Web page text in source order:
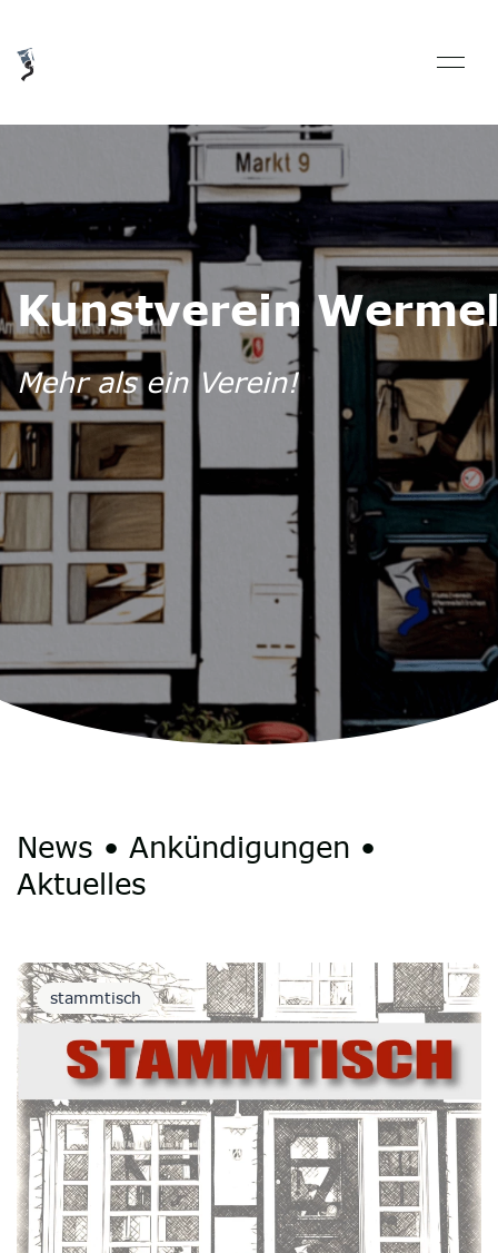
Kunstverein
Mehr als ein Verein!
News • Ankündigungen •
Aktuelles
stammtisch